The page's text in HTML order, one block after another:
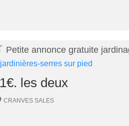
Petite annonce gratuite
serres sur pied
les deux
CRANVES SALES